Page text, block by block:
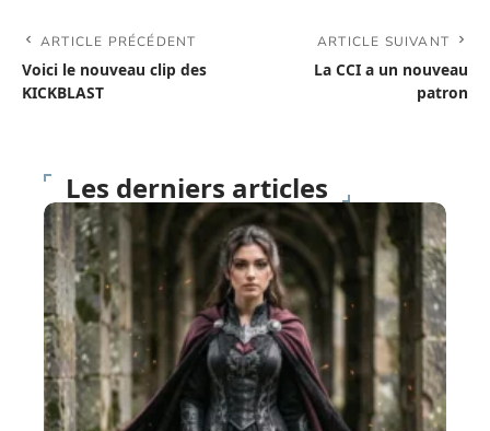
ARTICLE PRÉCÉDENT
Voici le nouveau clip des
KICKBLAST
ARTICLE SUIVANT
La CCI a un nouveau
patron
Les derniers articles